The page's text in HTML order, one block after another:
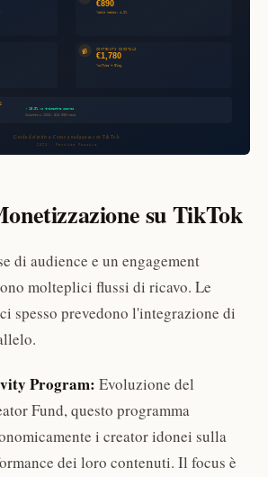
su TikTok
di audience e un engagement
molteplici flussi di ricavo. Le
spesso prevedono l'integrazione di
Program: Evoluzione del
Fund, questo programma
i creator idonei sulla
dei loro contenuti. Il focus è